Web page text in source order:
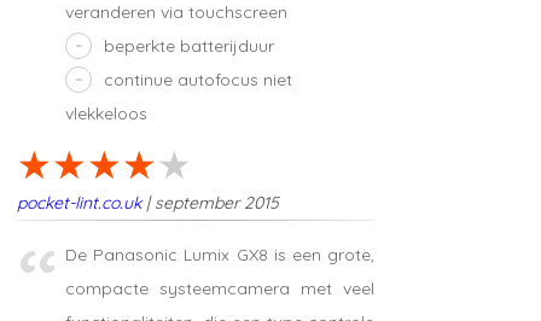
veranderen via touchscreen
beperkte batterijduur
continue autofocus niet
vlekkeloos
pocket-lint.co.uk| september 2015
De Panasonic Lumix GX8 is een grote,
compacte systeemcamera met veel